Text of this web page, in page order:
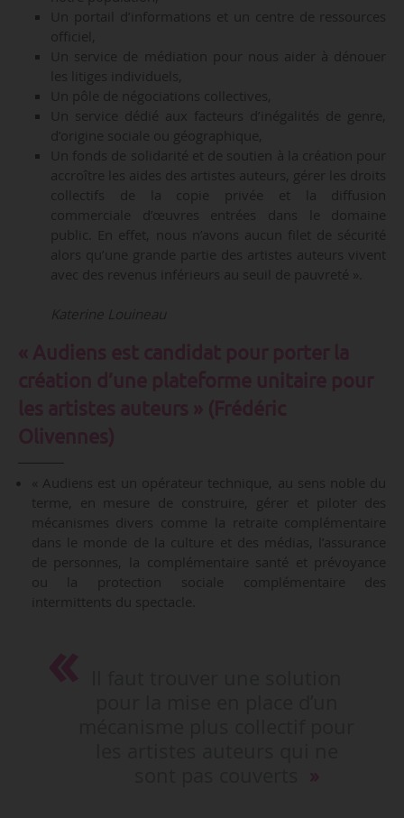
Un portail d’informations et un centre de ressources
officiel,
Un service de médiation pour nous aider à dénouer
les litiges individuels,
Un pôle de négociations collectives,
Un service dédié aux facteurs d’inégalités de genre,
d’origine sociale ou géographique,
Un fonds de solidarité et de soutien à la création pour
accroître les aides des artistes auteurs, gérer les droits
collectifs de la copie privée et la diffusion
commerciale d’œuvres entrées dans le domaine
public. En effet, nous n’avons aucun filet de sécurité
alors qu’une grande partie des artistes auteurs vivent
avec des revenus inférieurs au seuil de pauvreté ».
Katerine Louineau
« Audiens est un opérateur technique, au sens noble du
terme, en mesure de construire, gérer et piloter des
mécanismes divers comme la retraite complémentaire
dans le monde de la culture et des médias, l’assurance
de personnes, la complémentaire santé et prévoyance
ou la protection sociale complémentaire des
intermittents du spectacle.